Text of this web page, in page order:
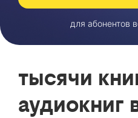
для абонентов
тысячи
аудиокниг